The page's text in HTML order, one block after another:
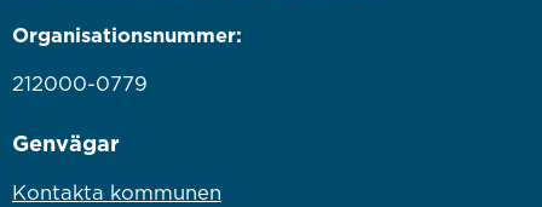
Organisationsnummer:
212000-0779
Genvägar
Kontakta kommunen